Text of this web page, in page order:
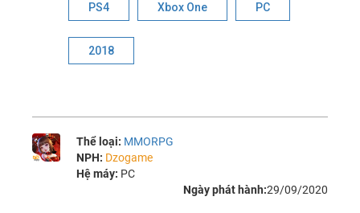
PS4 Xbox One PC
2018
Thể loại: MMORPG
NPH: Dzogame
Hệ máy: PC
Ngày phát hành:29/09/2020